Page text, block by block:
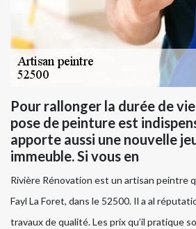
Pour rallonger la durée de
pose de peinture est
apporte aussi une nouvelle
immeuble. Si vous en
Rivière Rénovation est un artisan peintre
Fayl La Foret, dans le 52500. Il a al
travaux de qualité. Les prix qu’il pratique